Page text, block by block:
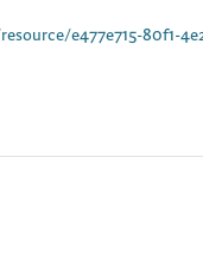
a802-e2ea1bfe60d1/